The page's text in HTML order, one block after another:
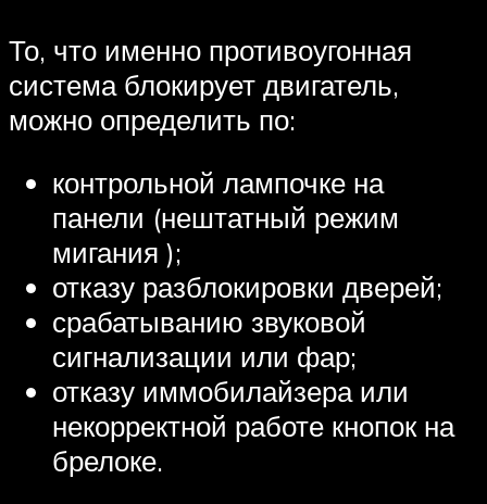
То, что именно противоугонная
система блокирует двигатель,
можно определить по:
контрольной лампочке на
панели (нештатный режим
мигания );
отказу разблокировки дверей;
срабатыванию звуковой
сигнализации или фар;
отказу иммобилайзера или
некорректной работе кнопок на
брелоке.